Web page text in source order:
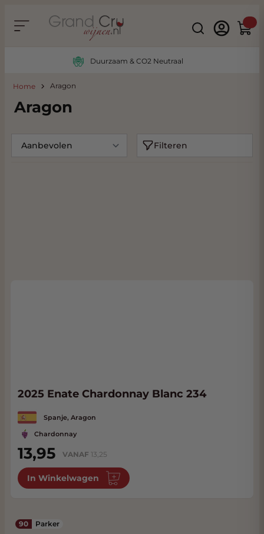
Search
Duurzaam & CO2 Neutraal
Home Aragon
Aragon
Filteren
2025 Enate Chardonnay Blanc 234
Spanje, Aragon
Chardonnay
13,95 VANAF 13,25
In Winkelwagen
90 Parker